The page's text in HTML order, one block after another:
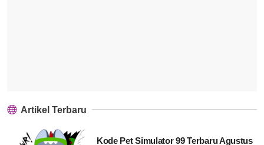
Artikel Terbaru
Kode Pet Simulator 99 Terbaru Agustus